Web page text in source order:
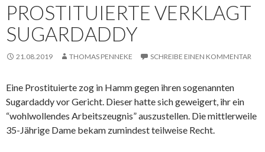
PROSTITUIERTE VERKLAGT
SUGARDADDY
21.08.2019 THOMAS PENNEKE SCHREIBE EINEN KOMMENTAR
Eine Prostituierte zog in Hamm gegen ihren sogenannten
Sugardaddy vor Gericht. Dieser hatte sich geweigert, ihr ein
“wohlwollendes Arbeitszeugnis” auszustellen. Die mittlerweile
35-Jährige Dame bekam zumindest teilweise Recht.